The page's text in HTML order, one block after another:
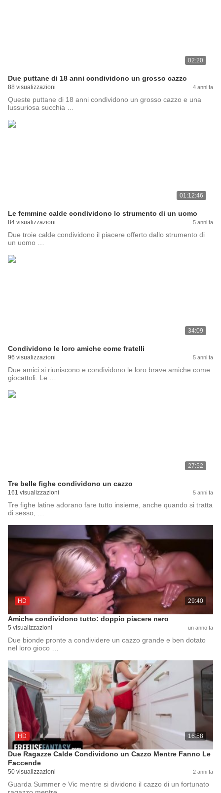
02:20
Due puttane di 18 anni condividono un grosso cazzo
88 visualizzazioni 4 anni fa
Queste puttane di 18 anni condividono un grosso cazzo e una
lussuriosa succhia …
01:12:46
Le femmine calde condividono lo strumento di un uomo
84 visualizzazioni 5 anni fa
Due troie calde condividono il piacere offerto dallo strumento di
un uomo …
34:09
Condividono le loro amiche come fratelli
96 visualizzazioni 5 anni fa
Due amici si riuniscono e condividono le loro brave amiche come
giocattoli. Le …
27:52
Tre belle fighe condividono un cazzo
161 visualizzazioni 5 anni fa
Tre fighe latine adorano fare tutto insieme, anche quando si tratta
di sesso, …
HD 29:40
Amiche condividono tutto: doppio piacere nero
5 visualizzazioni un anno fa
Due bionde pronte a condividere un cazzo grande e ben dotato
nel loro gioco …
HD 16:58
Due Ragazze Calde Condividono un Cazzo Mentre Fanno Le
Faccende
50 visualizzazioni 2 anni fa
Guarda Summer e Vic mentre si dividono il cazzo di un fortunato